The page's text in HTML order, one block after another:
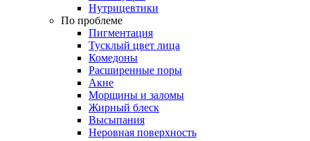
Нутрицевтики
По проблеме
Пигментация
Тусклый цвет лица
Комедоны
Расширенные поры
Акне
Морщины и заломы
Жирный блеск
Высыпания
Неровная поверхность